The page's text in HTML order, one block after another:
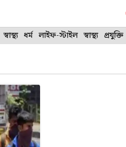
স্বাস্থ্য ধর্ম লাইফ-স্টাইল স্বাস্থ্য প্রযুক্তি